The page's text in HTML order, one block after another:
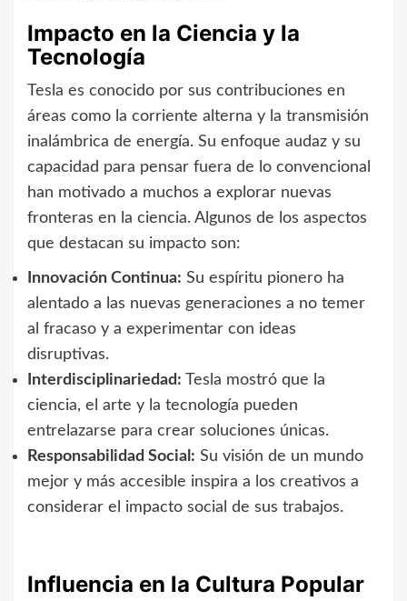
Impacto en la Ciencia y la
Tecnología
Tesla es conocido por sus contribuciones en
áreas como la corriente alterna y la transmisión
inalámbrica de energía. Su enfoque audaz y su
capacidad para pensar fuera de lo convencional
han motivado a muchos a explorar nuevas
fronteras en la ciencia. Algunos de los aspectos
que destacan su impacto son:
Innovación Continua: Su espíritu pionero ha
alentado a las nuevas generaciones a no temer
al fracaso y a experimentar con ideas
disruptivas.
Interdisciplinariedad: Tesla mostró que la
ciencia, el arte y la tecnología pueden
entrelazarse para crear soluciones únicas.
Responsabilidad Social: Su visión de un mundo
mejor y más accesible inspira a los creativos a
considerar el impacto social de sus trabajos.
Influencia en la Cultura Popular